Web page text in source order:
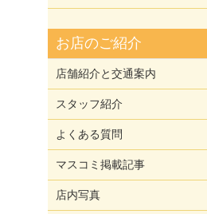
お店のご紹介
店舗紹介と交通案内
スタッフ紹介
よくある質問
マスコミ掲載記事
店内写真